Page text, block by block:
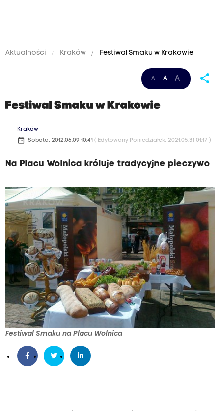
Aktualności Kraków Festiwal Smaku w Krakowie
A A A share
Festiwal Smaku w Krakowie
Kraków
date_range Sobota, 2012.06.09 10:41 ( Edytowany Poniedziałek, 2021.05.31 01:17 )
Na Placu Wolnica króluje tradycyjne pieczywo
Festiwal Smaku na Placu Wolnica